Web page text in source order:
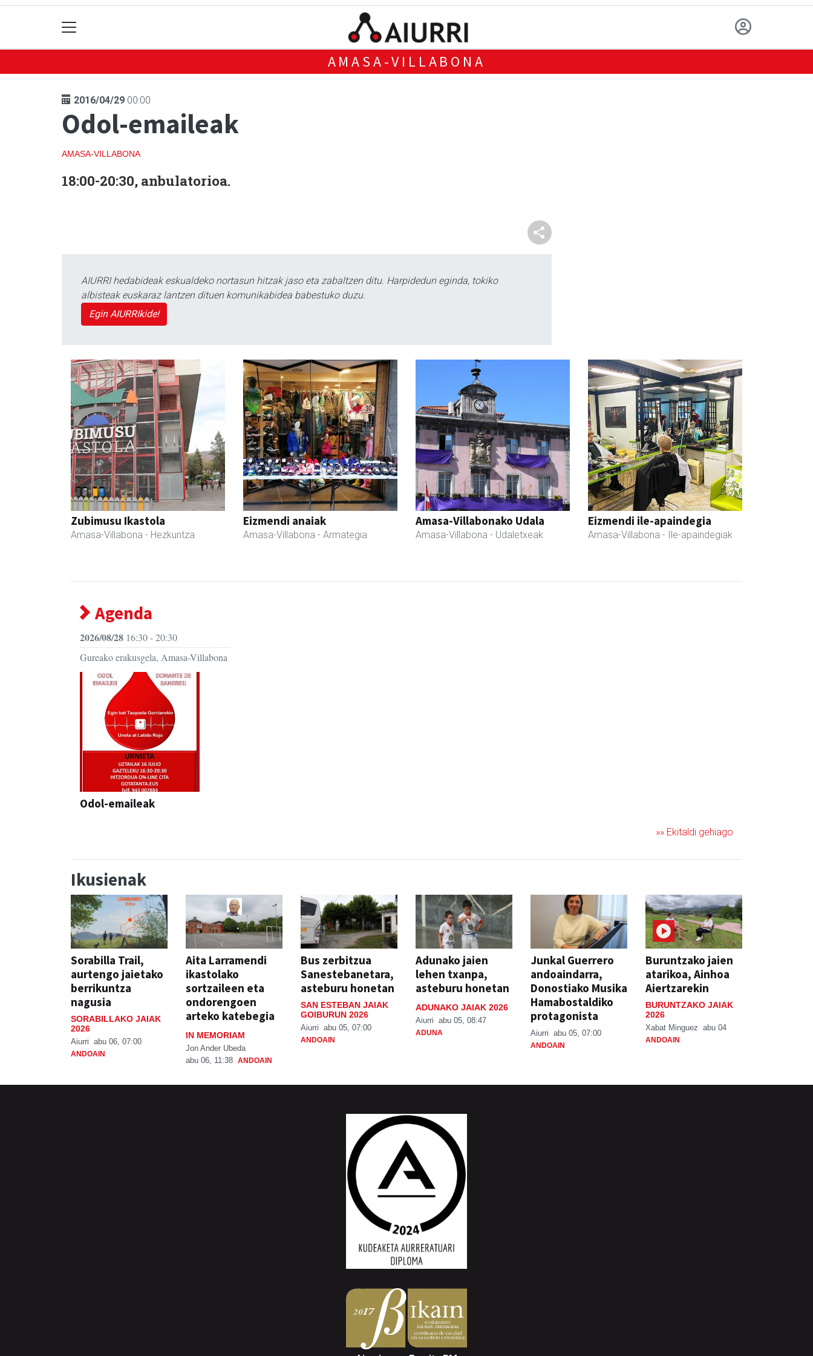
AMASA-VILLABONA
2016/04/29 00:00
Odol-emaileak
AMASA-VILLABONA
18:00-20:30, anbulatorioa.
AIURRI hedabideak eskualdeko nortasun hitzak jaso eta zabaltzen ditu. Harpidedun eginda, tokiko
albisteak euskaraz lantzen dituen komunikabidea babestuko duzu.
Egin AIURRIkide!
Zubimusu Ikastola
Amasa-Villabona - Hezkuntza
Eizmendi anaiak
Amasa-Villabona - Armategia
Amasa-Villabonako Udala
Amasa-Villabona - Udaletxeak
Eizmendi ile-apaindegia
Amasa-Villabona - Ile-apaindegiak
Agenda
2026/08/28 16:30 - 20:30
Gureako erakusgela, Amasa-Villabona
Odol-emaileak
»» Ekitaldi gehiago
Ikusienak
Sorabilla Trail,
aurtengo jaietako
berrikuntza
nagusia
SORABILLAKO JAIAK
2026
Aiurri abu 06, 07:00
ANDOAIN
Aita Larramendi
ikastolako
sortzaileen eta
ondorengoen
arteko katebegia
IN MEMORIAM
Jon Ander Ubeda
abu 06, 11:38 ANDOAIN
Bus zerbitzua
Sanestebanetara,
asteburu honetan
SAN ESTEBAN JAIAK
GOIBURUN 2026
Aiurri abu 05, 07:00
ANDOAIN
Adunako jaien
lehen txanpa,
asteburu honetan
ADUNAKO JAIAK 2026
Aiurri abu 05, 08:47
ADUNA
Junkal Guerrero
andoaindarra,
Donostiako Musika
Hamabostaldiko
protagonista
Aiurri abu 05, 07:00
ANDOAIN
Buruntzako jaien
atarikoa, Ainhoa
Aiertzarekin
BURUNTZAKO JAIAK
2026
Xabat Minguez abu 04
ANDOAIN